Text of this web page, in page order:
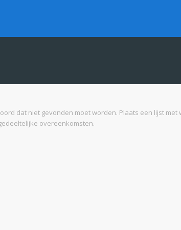
dat niet gevonden moet worden. Plaats een lijst
overeenkomsten.